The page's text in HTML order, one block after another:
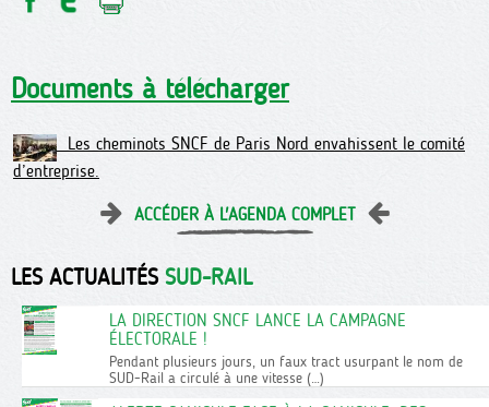
Documents à télécharger
Les cheminots SNCF de Paris Nord envahissent le comité
d’entreprise.
ACCÉDER À L'AGENDA COMPLET
LES ACTUALITÉS SUD-RAIL
LA DIRECTION SNCF LANCE LA CAMPAGNE
ÉLECTORALE !
Pendant plusieurs jours, un faux tract usurpant le nom de
SUD-Rail a circulé à une vitesse (…)